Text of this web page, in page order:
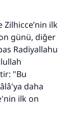
ilk
günü, diğer
Radiyallahu
"Bu
daha
ilk on